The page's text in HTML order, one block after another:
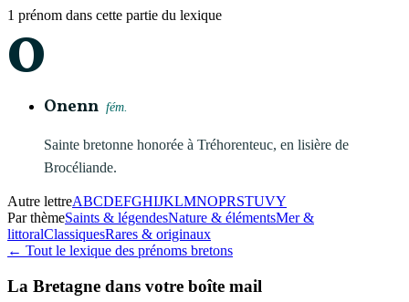
1 prénom dans cette partie du lexique
O
Onenn fém.
Sainte bretonne honorée à Tréhorenteuc, en lisière de
Brocéliande.
Autre lettreABCDEFGHIJKLMNOPRSTUVY
Par thèmeSaints & légendesNature & élémentsMer &
littoralClassiquesRares & originaux
← Tout le lexique des prénoms bretons
La Bretagne dans votre boîte mail